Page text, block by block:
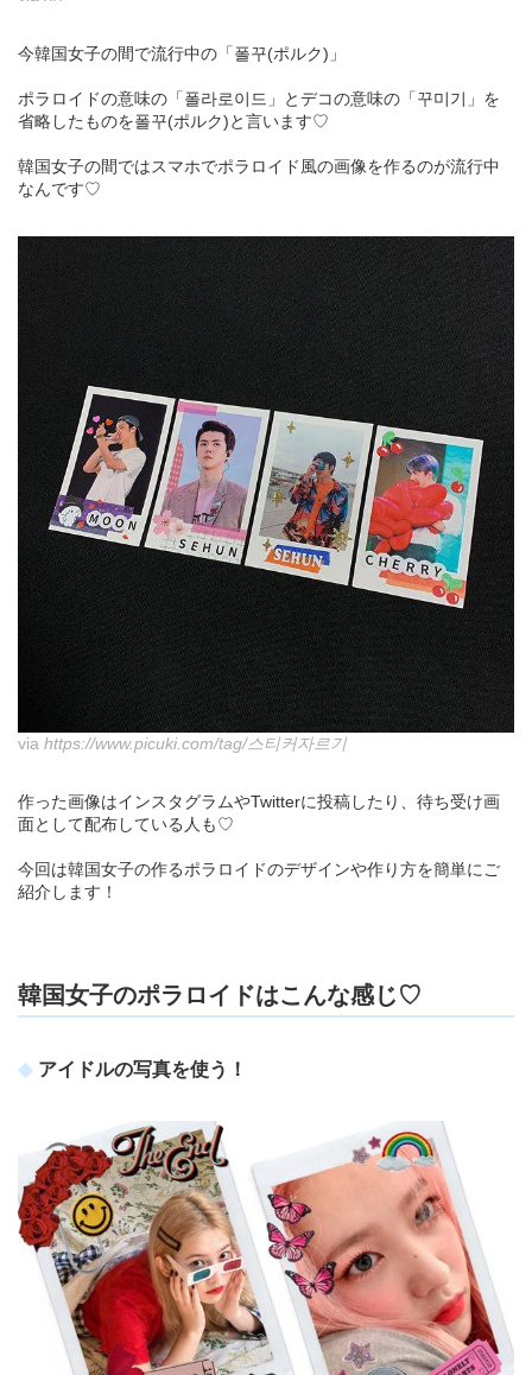
今韓国女子の間で流行中の「폴꾸(ポルク)」
ポラロイドの意味の「폴라로이드」とデコの意味の「꾸미기」を
省略したものを폴꾸(ポルク)と言います♡
韓国女子の間ではスマホでポラロイド風の画像を作るのが流行中
なんです♡
via https://www.picuki.com/tag/스티커자르기
作った画像はインスタグラムやTwitterに投稿したり、待ち受け画
面として配布している人も♡
今回は韓国女子の作るポラロイドのデザインや作り方を簡単にご
紹介します！
韓国女子のポラロイドはこんな感じ♡
アイドルの写真を使う！